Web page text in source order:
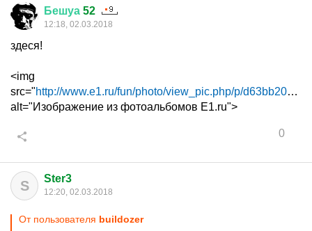
Бешуа 52
12:18, 02.03.2018
здеся!
<img
src="http://www.e1.ru/fun/photo/view_pic.php/p/d63bb200...
alt="Изображение из фотоальбомов E1.ru">
0
S Ster3
12:20, 02.03.2018
От пользователя buildozer